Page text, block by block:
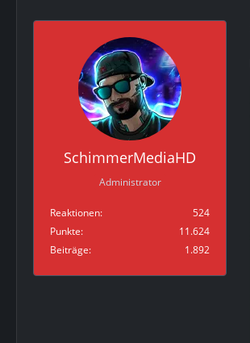
SchimmerMediaHD
Administrator
Reaktionen
524
Punkte
11.624
Beiträge
1.892